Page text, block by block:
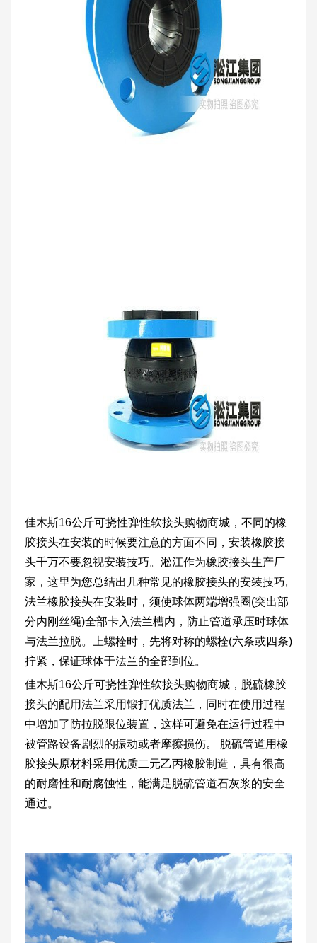
佳木斯16公斤可挠性弹性软接头购物商城，不同的橡
胶接头在安装的时候要注意的方面不同，安装橡胶接
头千万不要忽视安装技巧。淞江作为橡胶接头生产厂
家，这里为您总结出几种常见的橡胶接头的安装技巧,
法兰橡胶接头在安装时，须使球体两端增强圈(突出部
分内刚丝绳)全部卡入法兰槽内，防止管道承压时球体
与法兰拉脱。上螺栓时，先将对称的螺栓(六条或四条)
拧紧，保证球体于法兰的全部到位。
佳木斯16公斤可挠性弹性软接头购物商城，脱硫橡胶
接头的配用法兰采用锻打优质法兰，同时在使用过程
中增加了防拉脱限位装置，这样可避免在运行过程中
被管路设备剧烈的振动或者摩擦损伤。 脱硫管道用橡
胶接头原材料采用优质二元乙丙橡胶制造，具有很高
的耐磨性和耐腐蚀性，能满足脱硫管道石灰浆的安全
通过。